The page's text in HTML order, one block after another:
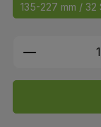
135-227 mm / 32
Produkt